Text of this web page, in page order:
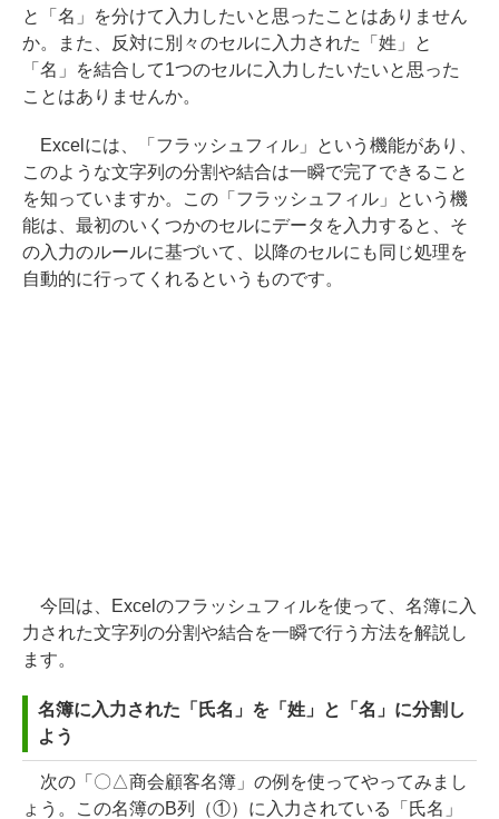
と「名」を分けて入力したいと思ったことはありません
か。また、反対に別々のセルに入力された「姓」と
「名」を結合して1つのセルに入力したいたいと思った
ことはありませんか。
Excelには、「フラッシュフィル」という機能があり、
このような文字列の分割や結合は一瞬で完了できること
を知っていますか。この「フラッシュフィル」という機
能は、最初のいくつかのセルにデータを入力すると、そ
の入力のルールに基づいて、以降のセルにも同じ処理を
自動的に行ってくれるというものです。
今回は、Excelのフラッシュフィルを使って、名簿に入
力された文字列の分割や結合を一瞬で行う方法を解説し
ます。
名簿に入力された「氏名」を「姓」と「名」に分割し
よう
次の「〇△商会顧客名簿」の例を使ってやってみまし
ょう。この名簿のB列（①）に入力されている「氏名」